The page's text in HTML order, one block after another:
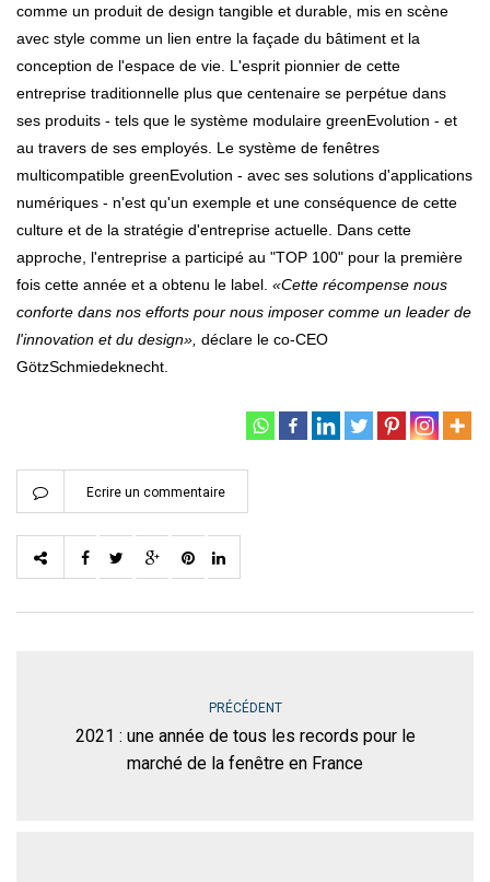
comme un produit de design tangible et durable, mis en scène
avec style comme un lien entre la façade du bâtiment et la
conception de l'espace de vie. L'esprit pionnier de cette
entreprise traditionnelle plus que centenaire se perpétue dans
ses produits - tels que le système modulaire greenEvolution - et
au travers de ses employés. Le système de fenêtres
multicompatible greenEvolution - avec ses solutions d'applications
numériques - n'est qu'un exemple et une conséquence de cette
culture et de la stratégie d'entreprise actuelle. Dans cette
approche, l'entreprise a participé au "TOP 100" pour la première
fois cette année et a obtenu le label. «Cette récompense nous
conforte dans nos efforts pour nous imposer comme un leader de
l'innovation et du design», déclare le co-CEO
GötzSchmiedeknecht.
Ecrire un commentaire
PRÉCÉDENT
2021 : une année de tous les records pour le
marché de la fenêtre en France